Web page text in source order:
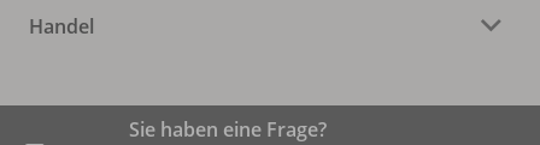
Handel
Sie haben eine Frage?